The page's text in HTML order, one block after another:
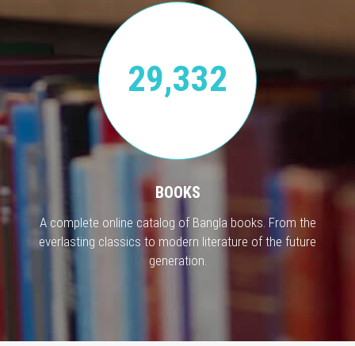
29,332
BOOKS
A complete online catalog of Bangla books. From the
everlasting classics to modern literature of the future
generation.